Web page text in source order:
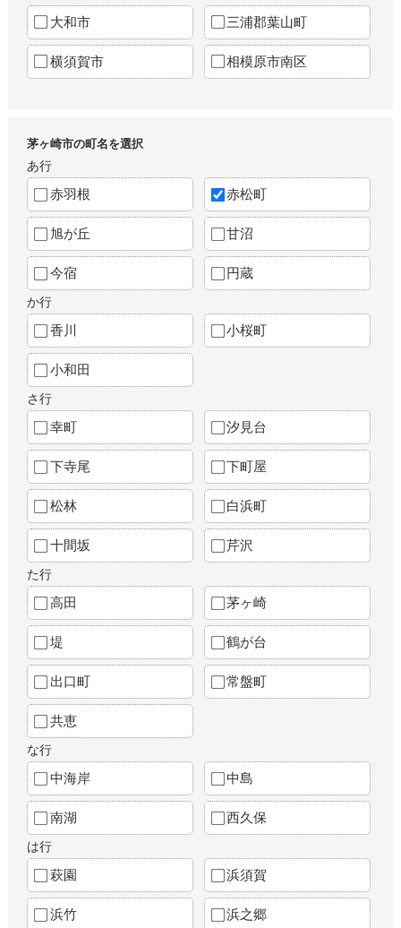
大和市 三浦郡葉山町
横須賀市 相模原市南区
茅ヶ崎市の町名を選択
あ行
赤羽根 赤松町
旭が丘 甘沼
今宿 円蔵
か行
香川 小桜町
小和田
さ行
幸町 汐見台
下寺尾 下町屋
松林 白浜町
十間坂 芹沢
た行
高田 茅ヶ崎
堤 鶴が台
出口町 常盤町
共恵
な行
中海岸 中島
南湖 西久保
は行
萩園 浜須賀
浜竹 浜之郷